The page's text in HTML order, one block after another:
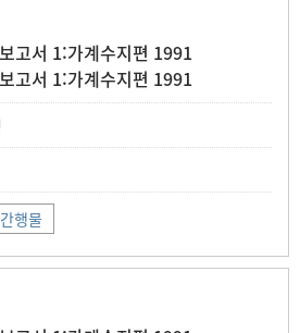
고서 1:가계수지편 1991
고서 1:가계수지편 1991
행물